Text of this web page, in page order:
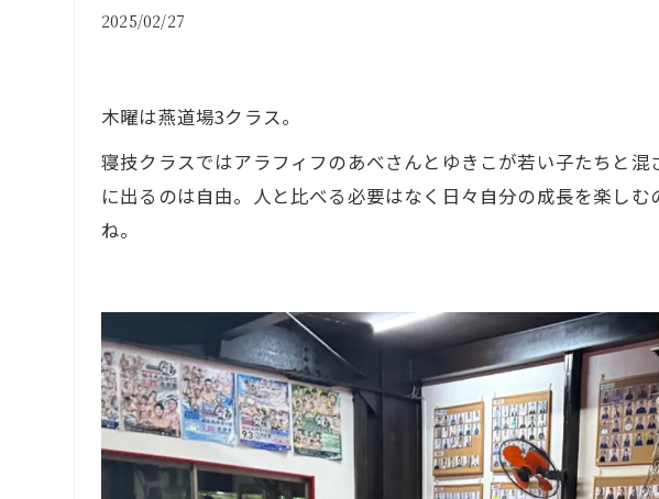
2025/02/27
木曜は燕道場3クラス。
寝技クラスではアラフィフのあべさんとゆきこが若い子たちと
に出るのは自由。人と比べる必要はなく日々自分の成長を楽し
ね。